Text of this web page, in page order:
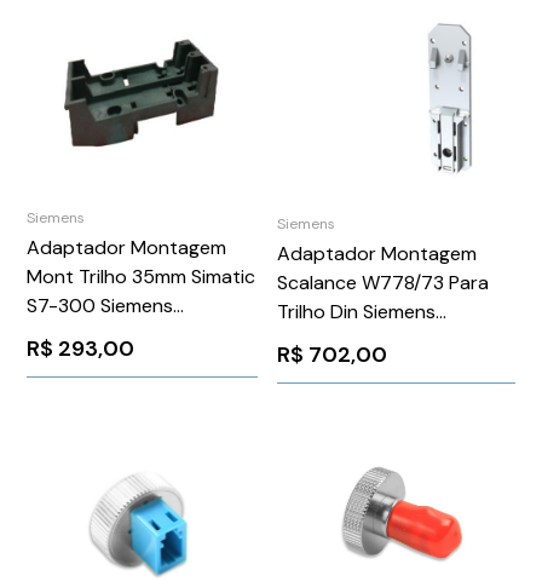
Siemens
Adaptador Montagem
Mont Trilho 35mm Simatic
S7-300 Siemens
6ES73906BA000AA0
R$ 293,00
Siemens
Adaptador Montagem
Scalance W778/73 Para
Trilho Din Siemens
6GK57988MF000AA1
R$ 702,00